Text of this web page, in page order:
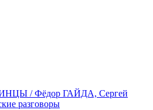
/ Фёдор ГАЙДА, Сергей
разговоры